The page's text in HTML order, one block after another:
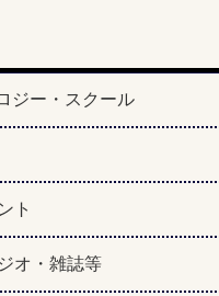
ジー・スクール
ト
オ・雑誌等